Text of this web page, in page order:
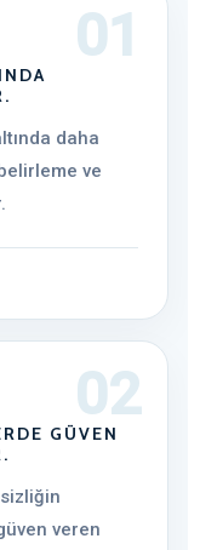
01
daha
ve
02
GÜVEN
veren